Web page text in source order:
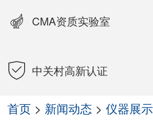
CMA资质实验室
中关村高新认证
首页 > 新闻动态 > 仪器展示